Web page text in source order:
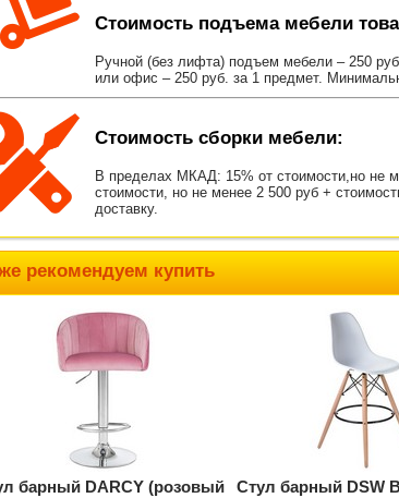
Стоимость подъема мебели
Ручной (без лифта) подъем мебели – 250
или офис – 250 руб. за 1 предмет.
Стоимость сборки мебели:
В пределах МКАД: 15% от стоимости,но не
стоимости, но не менее 2 500 руб +
доставку.
рекомендуем купить
барный DARCY (розовый
Стул барный DSW